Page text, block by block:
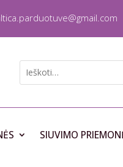
SIUVIMO